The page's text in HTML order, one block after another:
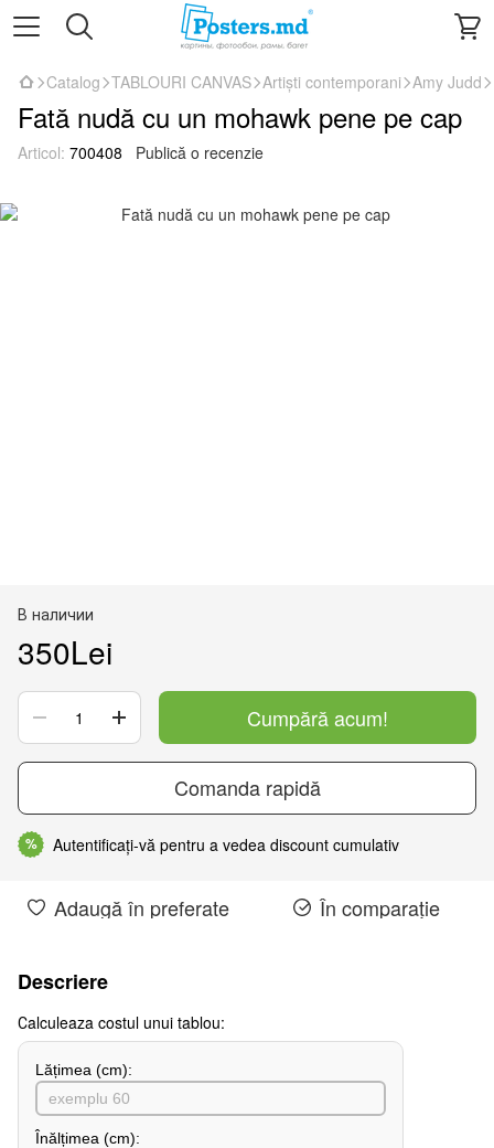
Catalog TABLOURI CANVAS Artiști contemporani Amy Judd
Fată nudă cu un mohawk pene pe cap
Articol: 700408 Publică o recenzie
В наличии
350Lei
Cumpără acum!
Comanda rapidă
% Autentificați-vă pentru a vedea discount cumulativ
Adaugă în preferate În comparație
Descriere
Сalculeaza costul unui tablou:
Lățimea (сm):
Înălțimea (cm):